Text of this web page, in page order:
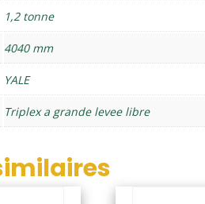
1,2 tonne
4040 mm
YALE
Triplex a grande levee libre